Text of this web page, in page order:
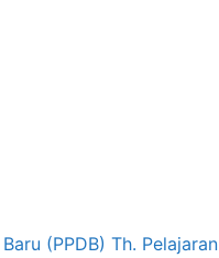
(PPDB) Th. Pelajaran